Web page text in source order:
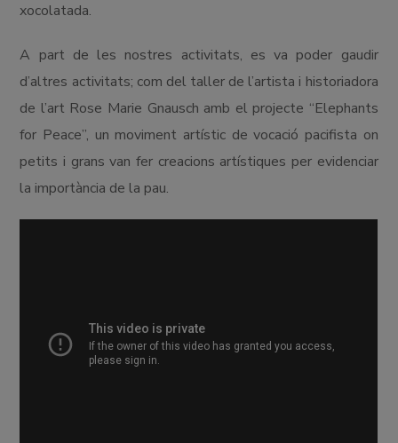
xocolatada.
A part de les nostres activitats, es va poder gaudir
d’altres activitats; com del taller de l’artista i historiadora
de l’art Rose Marie Gnausch amb el projecte “Elephants
for Peace”, un moviment artístic de vocació pacifista on
petits i grans van fer creacions artístiques per evidenciar
la importància de la pau.